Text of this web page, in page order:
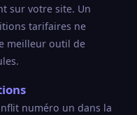
sur votre site. Un
tarifaires ne
meilleur outil de
numéro un dans la